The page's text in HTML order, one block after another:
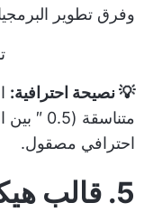
وفرق تطوير
💡 نصيحة احترافية:
احترافي مصقول.
5. قالب